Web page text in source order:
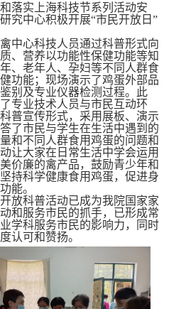
落实上海科技节系列活动安
究中心积极开展“市民开放日”
中心科技人员通过科普形式向
、营养以功能性保健功能等知
、老年人、孕妇等不同人群食
功能；现场演示了鸡蛋外部品
别及专业仪器检测过程。
此
专业技术人员与市民互动环
普宣传形式，采用展板、演示
了市民与学生在生活中遇到的
和不同人群食用鸡蛋的问题和
让大家在 日 常生活中学会运用
价廉的禽产品，鼓励青少年和
持科学健康食用鸡蛋，促进身
能。
放科普活动已成为我院国家家
和服务市民的抓手，
已形成常
学科服务市民的影响力，同时
认可和赞扬。